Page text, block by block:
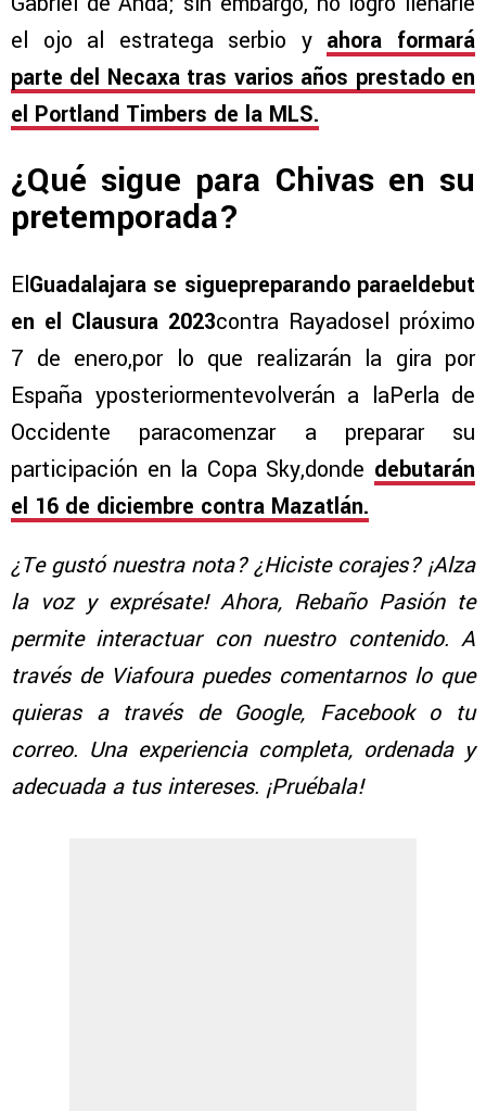
el ojo al estratega serbio y ahora formará
parte del Necaxa tras varios años prestado en
el Portland Timbers de la MLS.
¿Qué sigue para Chivas en su
pretemporada?
ElGuadalajara se siguepreparando paraeldebut
en el Clausura 2023contra Rayadosel próximo
7 de enero,por lo que realizarán la gira por
España yposteriormentevolverán a laPerla de
Occidente paracomenzar a preparar su
participación en la Copa Sky,donde debutarán
el 16 de diciembre contra Mazatlán.
¿Te gustó nuestra nota? ¿Hiciste corajes? ¡Alza
la voz y exprésate! Ahora, Rebaño Pasión te
permite interactuar con nuestro contenido. A
través de Viafoura puedes comentarnos lo que
quieras a través de Google, Facebook o tu
correo. Una experiencia completa, ordenada y
adecuada a tus intereses. ¡Pruébala!